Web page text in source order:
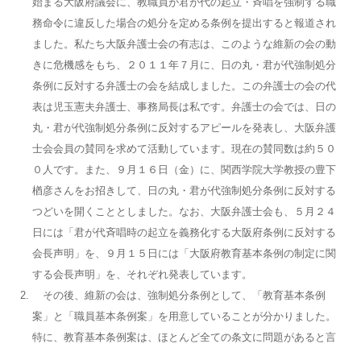
務命令に違反した場合の処分を定める条例を提出すると報道され
ました。私たち大阪弁護士会の有志は、このような維新の会の動
きに危機感をもち、２０１１年７月に、日の丸・君が代強制処分
条例に反対する弁護士の会を結成しました。この弁護士の会の代
表は児玉憲夫弁護士、事務局長は私です。弁護士の会では、日の
丸・君が代強制処分条例に反対するアピールを発表し、大阪弁護
士会会員の賛同を求めて活動しています。現在の賛同数は約５０
０人です。また、９月１６日（金）に、関西学院大学教授の豊下
楢彦さんをお招きして、日の丸・君が代強制処分条例に反対する
つどいを開くこととしました。なお、大阪弁護士会も、５月２４
日には「君が代斉唱時の起立を義務化する大阪府条例に反対する
会長声明」を、９月１５日には「大阪府教育基本条例の制定に関
する会長声明」を、それぞれ発表しています。
その後、維新の会は、強制処分条例として、「教育基本条例
案」と「職員基本条例案」を用意していることが分かりました。
特に、教育基本条例案は、ほとんど全ての条文に問題があると言